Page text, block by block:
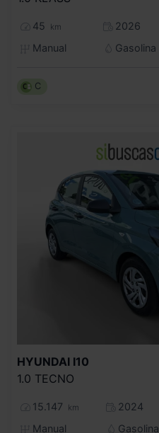
45 km
2026
Manual
Gasolina
C
HYUNDAI I10
1.0 TECNO
15.147 km
2024
Manual
Gasolina